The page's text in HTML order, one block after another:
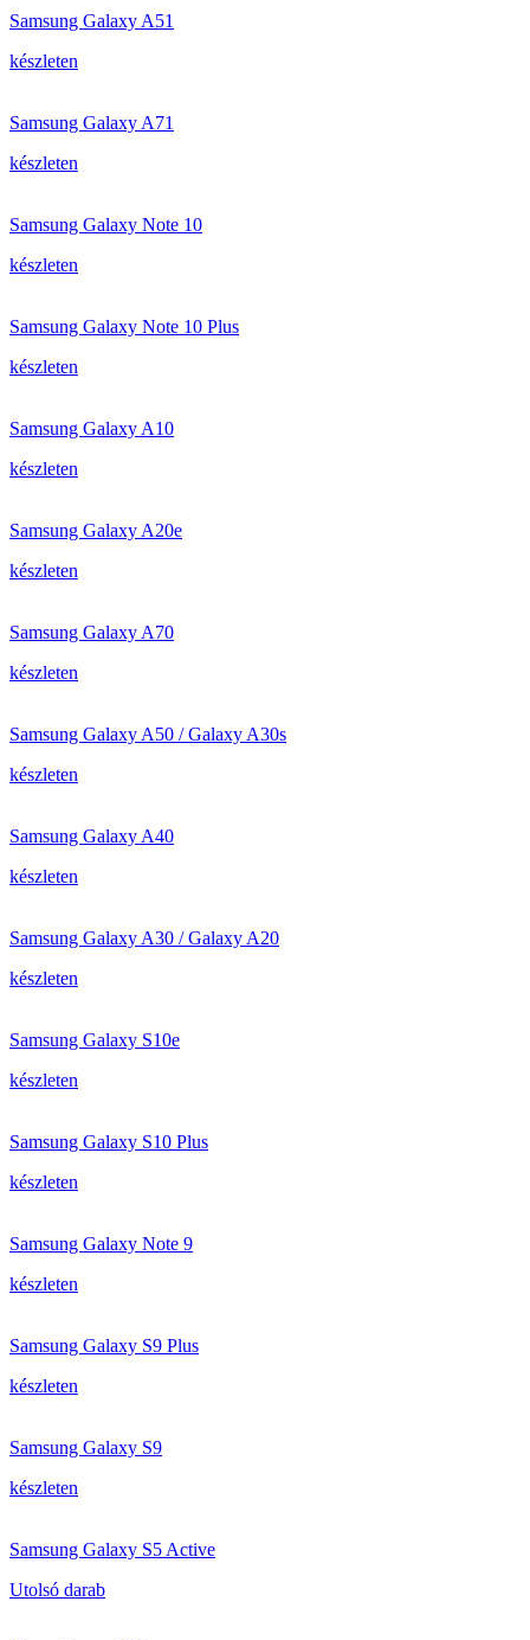
Samsung Galaxy A51
készleten
Samsung Galaxy A71
készleten
Samsung Galaxy Note 10
készleten
Samsung Galaxy Note 10 Plus
készleten
Samsung Galaxy A10
készleten
Samsung Galaxy A20e
készleten
Samsung Galaxy A70
készleten
Samsung Galaxy A50 / Galaxy A30s
készleten
Samsung Galaxy A40
készleten
Samsung Galaxy A30 / Galaxy A20
készleten
Samsung Galaxy S10e
készleten
Samsung Galaxy S10 Plus
készleten
Samsung Galaxy Note 9
készleten
Samsung Galaxy S9 Plus
készleten
Samsung Galaxy S9
készleten
Samsung Galaxy S5 Active
Utolsó darab